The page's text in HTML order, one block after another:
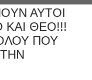
AYTOI
ΚΑΙ ΘΕΟ!!!
ΠΟΥ